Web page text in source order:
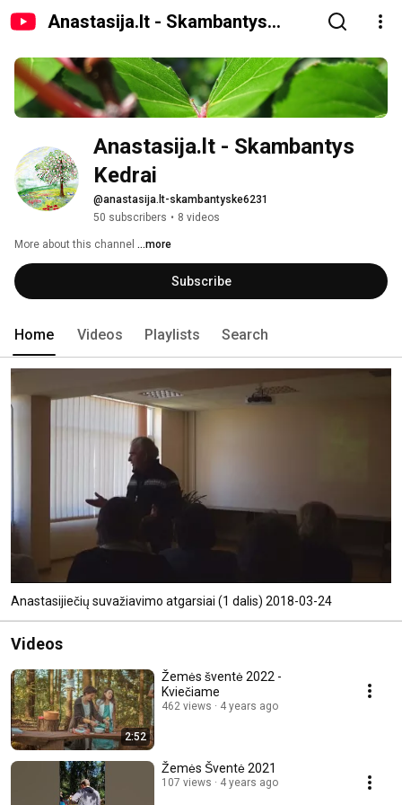
Anastasija.lt - Skambantys
Anastasija.lt - Skambantys
Kedrai
@anastasija.lt-skambantyske6231
50 subscribers • 8 videos
More about this channel ...more
Subscribe
Home Videos Playlists Search
Anastasijiečių suvažiavimo atgarsiai (1 dalis) 2018-03-24
Videos
2:52
Žemės šventė 2022 -
Kviečiame
462 views 4 years ago
Žemės Šventė 2021
107 views 4 years ago